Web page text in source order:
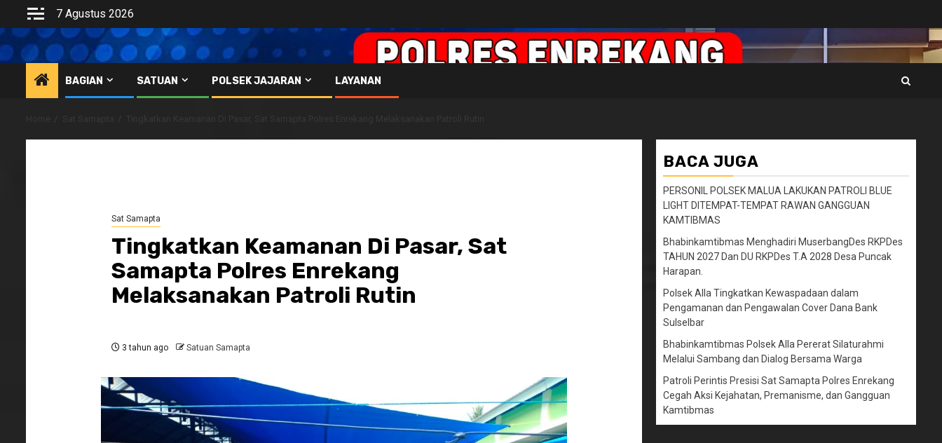
content
7 Agustus 2026
BAGIAN SATUAN POLSEK JAJARAN LAYANAN
Sat Samapta
Tingkatkan Keamanan Di Pasar, Sat
Samapta Polres Enrekang
Melaksanakan Patroli Rutin
3 tahun ago Satuan Samapta
BACA JUGA
PERSONIL POLSEK MALUA LAKUKAN PATROLI BLUE
LIGHT DITEMPAT-TEMPAT RAWAN GANGGUAN
KAMTIBMAS
Bhabinkamtibmas Menghadiri MuserbangDes RKPDes
TAHUN 2027 Dan DU RKPDes T.A 2028 Desa Puncak
Harapan.
Polsek Alla Tingkatkan Kewaspadaan dalam
Pengamanan dan Pengawalan Cover Dana Bank
Sulselbar
Bhabinkamtibmas Polsek Alla Pererat Silaturahmi
Melalui Sambang dan Dialog Bersama Warga
Patroli Perintis Presisi Sat Samapta Polres Enrekang
Cegah Aksi Kejahatan, Premanisme, dan Gangguan
Kamtibmas